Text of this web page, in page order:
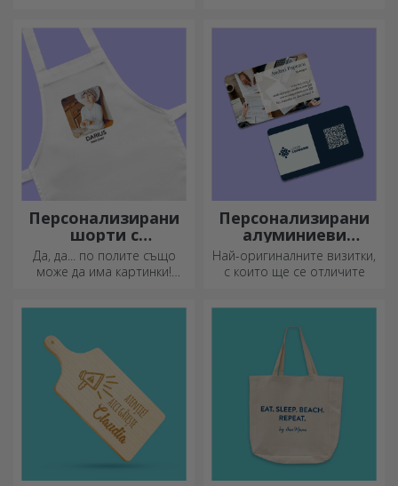
подарете сладък
персонализиран подарък!
Персонализирани
шорти с
фотографии
Да, да... по полите също
може да има картинки!
Персонализирани
алуминиеви
визитни картички
Най-оригиналните визитки,
с които ще се отличите